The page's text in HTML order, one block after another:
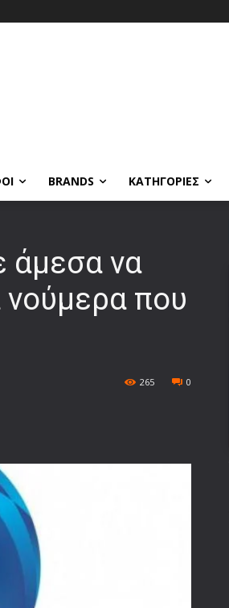
BRANDS ΚΑΤΗΓΟΡΙΕΣ
άμεσα να
που
0
265